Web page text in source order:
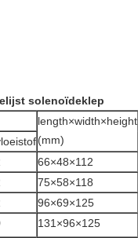
solenoïdeklep
length×width×height
(mm)
66×48×112
75×58×118
96×69×125
131×96×125